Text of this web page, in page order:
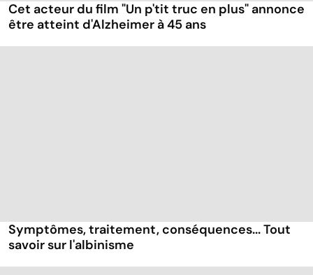
Cet acteur du film "Un p'tit truc en plus" annonce
être atteint d'Alzheimer à 45 ans
Symptômes, traitement, conséquences... Tout
savoir sur l'albinisme